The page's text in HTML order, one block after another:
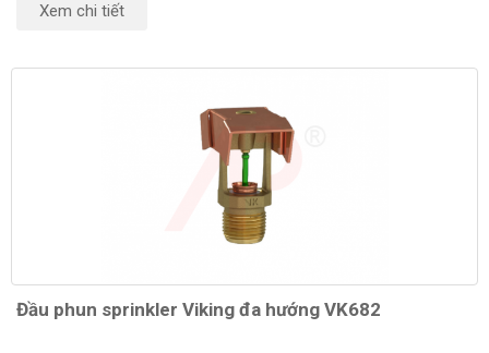
Xem chi tiết
Đầu phun sprinkler Viking đa hướng VK682